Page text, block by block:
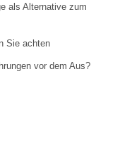
als Alternative zum
Sie achten
vor dem Aus?